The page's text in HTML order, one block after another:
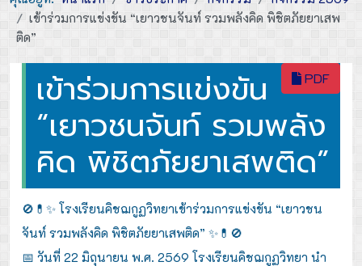
เข้าร่วมการแข่งขัน “เยาวชนจันท์ รวมพลังคิด พิชิตภัยยาเสพ
ติด”
PDF
เข้าร่วมการแข่งขัน
“เยาวชนจันท์ รวมพลัง
คิด พิชิตภัยยาเสพติด”
🚫💊✨ โรงเรียนคิชฌกูฏวิทยาเข้าร่วมการแข่งขัน “เยาวชน
จันท์ รวมพลังคิด พิชิตภัยยาเสพติด” ✨💊🚫
📅 วันที่ 22 มิถุนายน พ.ศ. 2569 โรงเรียนคิชฌกูฏวิทยา นำ